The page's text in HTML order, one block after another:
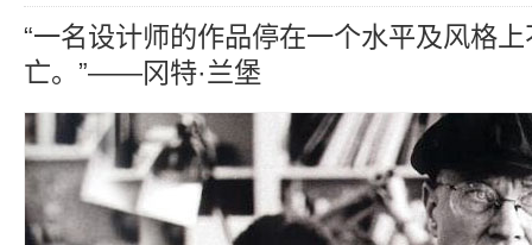
“一名设计师的作品停在一个水平及风格
亡。”——冈特·兰堡